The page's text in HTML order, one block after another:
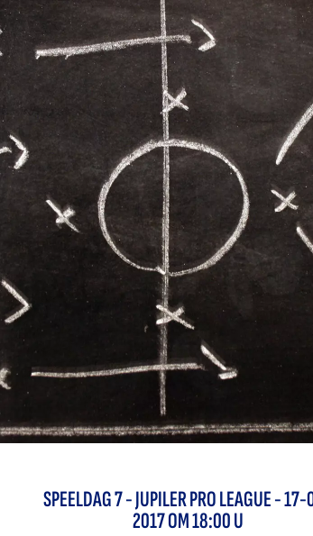
SPEELDAG7-JUPILER PRO LEAGUE- 17-
2017 OM 18:00 U